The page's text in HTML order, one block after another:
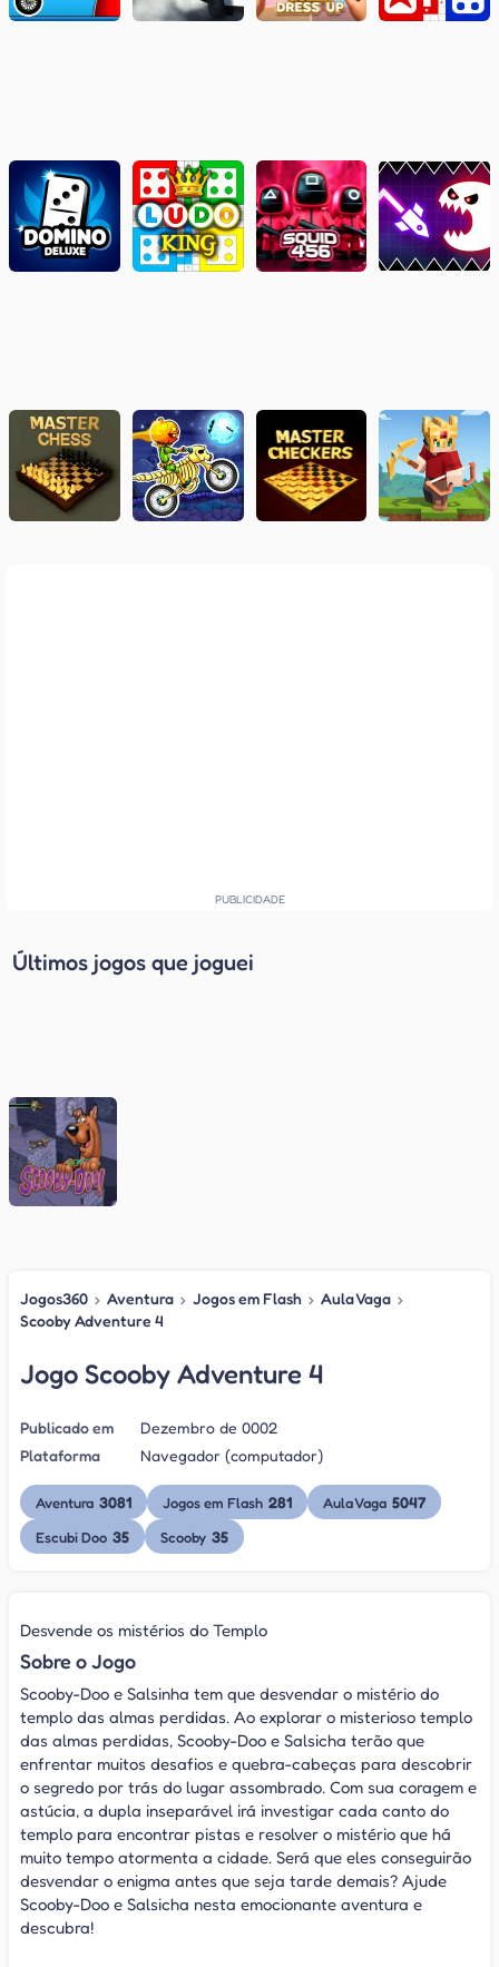
Últimos jogos que joguei
Jogos360 › Aventura › Jogos em Flash › Aula Vaga ›
Scooby Adventure 4
Jogo Scooby Adventure 4
Publicado em
Dezembro de 0002
Plataforma
Navegador (computador)
Aventura 3081 Jogos em Flash 281 Aula Vaga 5047
Escubi Doo 35 Scooby 35
Desvende os mistérios do Templo
Sobre o Jogo
Scooby-Doo e Salsinha tem que desvendar o mistério do
templo das almas perdidas. Ao explorar o misterioso templo
das almas perdidas, Scooby-Doo e Salsicha terão que
enfrentar muitos desafios e quebra-cabeças para descobrir
o segredo por trás do lugar assombrado. Com sua coragem e
astúcia, a dupla inseparável irá investigar cada canto do
templo para encontrar pistas e resolver o mistério que há
muito tempo atormenta a cidade. Será que eles conseguirão
desvendar o enigma antes que seja tarde demais? Ajude
Scooby-Doo e Salsicha nesta emocionante aventura e
descubra!